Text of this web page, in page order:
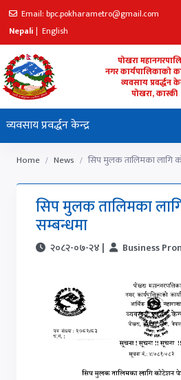
Email: bpc.pokharametro@gmail.com
Nepali | English
पोखरा
नगर कार्यपालिकाको
व्यवसाय प्रवर्द्धन
पोखरा, कास्की
व्यवसाय प्रवर्द्धन केन्द्र
Home News सिप मुलक तालिमका लागि
सिप मुलक तालिमका
सम्बन्धमा
२०८२-०७-२४ | Business